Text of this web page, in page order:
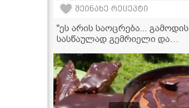
შეინახე რეცეპტი
"ეს არის საოცრება... გამოდის
სასწაულად გემრიელი და
- ვაშლის ნამცხვრის რეცეპტი